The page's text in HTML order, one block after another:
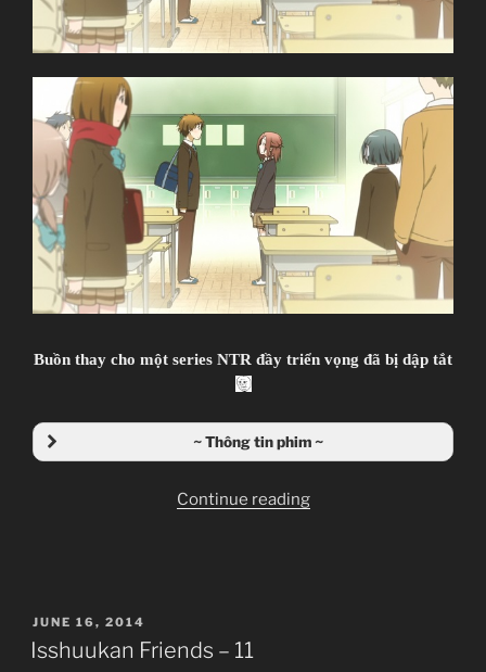
–
Knights
–
Nisekoi
No
Game
No
Life
–
no
Buồn thay cho một series NTR đầy triển vọng đã bị dập tắt
~ Thông tin phim ~
Continue reading“Isshuukan
POSTED
ON
JUNE 16, 2014
Isshuukan Friends – 11